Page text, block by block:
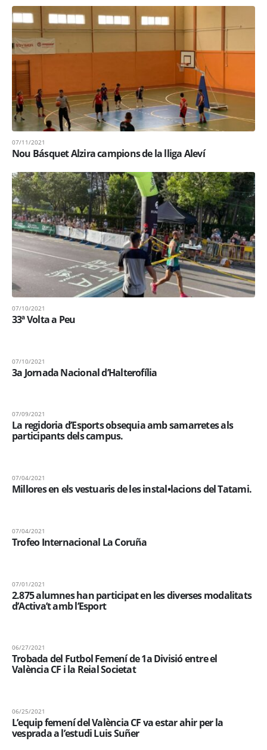
07/11/2021
Nou Básquet Alzira campions de la lliga Aleví
07/10/2021
33ª Volta a Peu
07/10/2021
3a Jornada Nacional d’Halterofília
07/09/2021
La regidoria d’Esports obsequia amb samarretes als
participants dels campus.
07/04/2021
Millores en els vestuaris de les instal•lacions del Tatami.
07/04/2021
Trofeo Internacional La Coruña
07/01/2021
2.875 alumnes han participat en les diverses modalitats
d’Activa’t amb l’Esport
06/27/2021
Trobada del Futbol Femení de 1a Divisió entre el
València CF i la Reial Societat
06/25/2021
L’equip femení del València CF va estar ahir per la
vesprada a l’estudi Luis Suñer